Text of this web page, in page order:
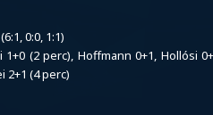
(6:1, 0:0, 1:1)
(2 perc), Hoffmann 0+1, Hollósi
2+1 (4 perc)